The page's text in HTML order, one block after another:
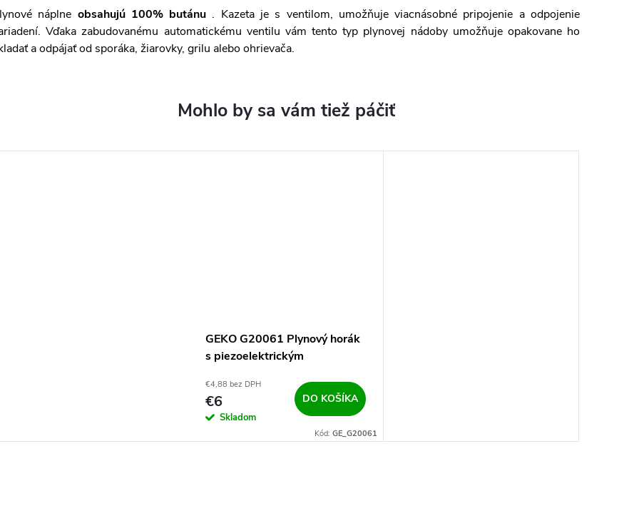
náplne obsahujú 100% butánu . Kazeta je s ventilom, umožňuje viacnásobné pripojenie a odpojenie
Vďaka zabudovanému automatickému ventilu vám tento typ plynovej nádoby umožňuje opakovane ho
a odpájať od sporáka, žiarovky, grilu alebo ohrievača.
GEKO G20061 Plynový horák
s piezoelektrickým
€4,88 bez DPH
€6
Skladom
DO KOŠÍKA
Kód: GE_G20061